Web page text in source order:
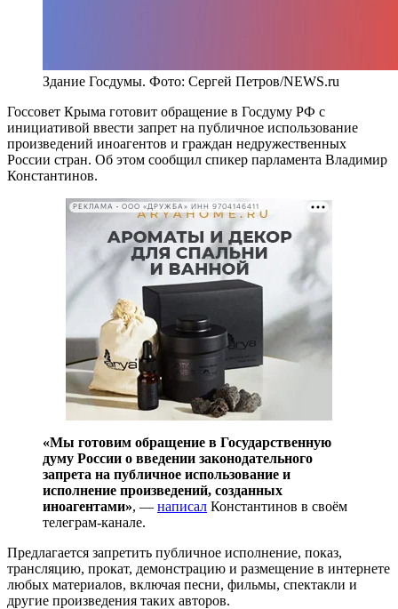
Здание Госдумы. Фото: Сергей Петров/NEWS.ru
Госсовет Крыма готовит обращение в Госдуму РФ с
инициативой ввести запрет на публичное использование
произведений иноагентов и граждан недружественных
России стран. Об этом сообщил спикер парламента Владимир
Константинов.
РЕКЛАМА • ООО «ДРУЖБА» ИНН 9704146411
«Мы готовим обращение в Государственную
думу России о введении законодательного
запрета на публичное использование и
исполнение произведений, созданных
иноагентами», — написал Константинов в своём
телеграм-канале.
Предлагается запретить публичное исполнение, показ,
трансляцию, прокат, демонстрацию и размещение в интернете
любых материалов, включая песни, фильмы, спектакли и
другие произведения таких авторов.